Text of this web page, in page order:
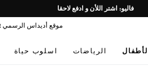
Pause
promotion
موقع أديداس الرسمي Egypt
الأطفال الرياضات اسلوب حياة